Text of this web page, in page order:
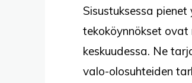
Sisustuksessa
tekoköynnökset ovat
keskuudessa. Ne
valo-olosuhteiden